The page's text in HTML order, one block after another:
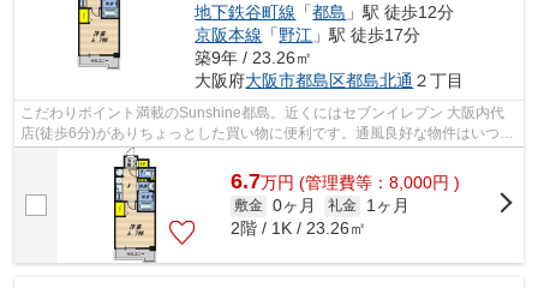
地下鉄谷町線 「都島 」駅 徒歩12分
京阪本線 「野江 」駅 徒歩17分
築9年 / 23.26㎡
大阪府大阪市都島区都島北通 ２丁目
こだわりポイント満載のSunshine都島。近くにはセブンイレブン 大阪内代
店(徒歩6分)がありちょっとした買い物に便利です。通風良好な物件はいつで
も気持ちの良い空間です。道が平坦だ...
6.7万円 (管理費等：8,000円 )
敷金 0ヶ月 礼金
1ヶ月
2階 / 1K / 23.26㎡